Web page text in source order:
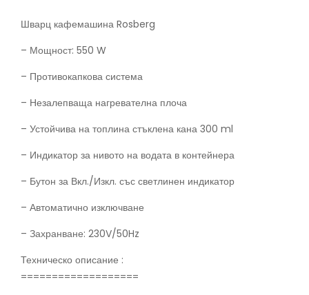
Шварц кафемашина Rosberg
– Мощност: 550 W
– Противокапкова система
– Незалепваща нагревателна плоча
– Устойчива на топлина стъклена кана 300 ml
– Индикатор за нивото на водата в контейнера
– Бутон за Вкл./Изкл. със светлинен индикатор
– Автоматично изключване
– Захранване: 230V/50Hz
Техническо описание :
===================